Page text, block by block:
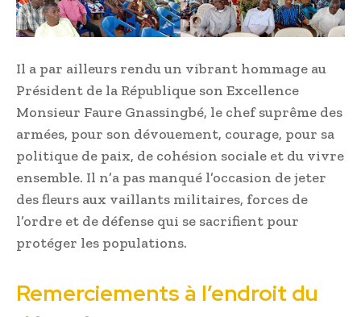
Il a par ailleurs rendu un vibrant hommage au
Président de la République son Excellence
Monsieur Faure Gnassingbé, le chef suprême des
armées, pour son dévouement, courage, pour sa
politique de paix, de cohésion sociale et du vivre
ensemble. Il n’a pas manqué l’occasion de jeter
des fleurs aux vaillants militaires, forces de
l’ordre et de défense qui se sacrifient pour
protéger les populations.
Remerciements à l’endroit du